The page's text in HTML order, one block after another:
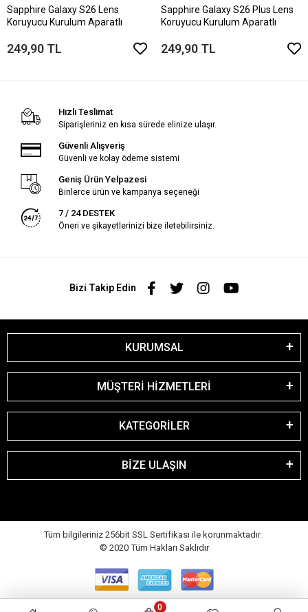
Sapphire Galaxy S26 Lens
Koruyucu Kurulum Aparatlı
249,90 TL
Sapphire Galaxy S26 Plus Lens
Koruyucu Kurulum Aparatlı
249,90 TL
Hızlı Teslimat
Siparişleriniz en kısa sürede elinize ulaşır.
Güvenli Alışveriş
Güvenli ve kolay ödeme sistemi
Geniş Ürün Yelpazesi
Binlerce ürün ve kampanya seçeneği
7 / 24 DESTEK
Öneri ve şikayetlerinizi bize iletebilirsiniz.
Bizi Takip Edin
KURUMSAL
MÜŞTERİ HİZMETLERİ
KATEGORİLER
BİZE ULAŞIN
Tüm bilgileriniz 256bit SSL Sertifikası ile korunmaktadır.
© 2020 Tüm Hakları Saklıdır
0